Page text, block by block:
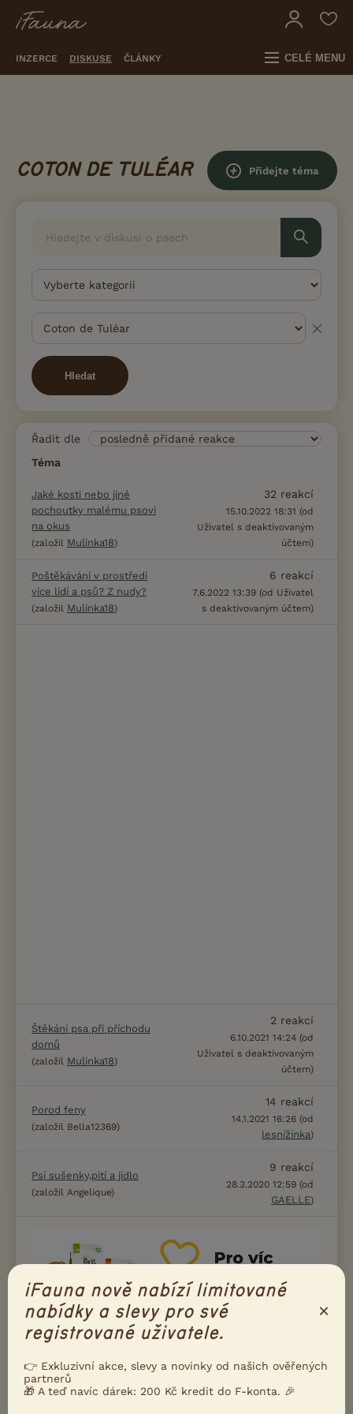
INZERCE DISKUSE ČLÁNKY CELÉ MENU
COTON DE TULÉAR Přidejte téma
Hledat
Řadit dle
Téma
Jaké kosti nebo jiné
pochoutky malému psovi
na okus
(založil Mulinka18)
32 reakcí
15.10.2022 18:31 (od
Uživatel s deaktivovaným
účtem)
Poštěkávání v prostředí
více lidí a psů? Z nudy?
(založil Mulinka18)
6 reakcí
7.6.2022 13:39 (od Uživatel
s deaktivovaným účtem)
Štěkání psa při příchodu
domů
(založil Mulinka18)
2 reakcí
6.10.2021 14:24 (od
Uživatel s deaktivovaným
účtem)
Porod feny
(založil Bella12369)
14 reakcí
14.1.2021 16:26 (od
lesnížínka)
Psí sušenky,pití a jídlo
(založil Angelique)
9 reakcí
28.3.2020 12:59 (od
GAELLE)
iFauna nově nabízí limitované
nabídky a slevy pro své
registrované uživatele.
×
👉 Exkluzivní akce, slevy a novinky od našich ověřených
partnerů
🎁 A teď navíc dárek: 200 Kč kredit do F-konta. 🎉